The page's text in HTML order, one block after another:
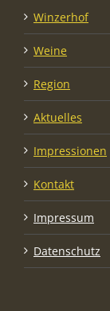
Winzerhof
Weine
Region
Aktuelles
Impressionen
Kontakt
Impressum
Datenschutz